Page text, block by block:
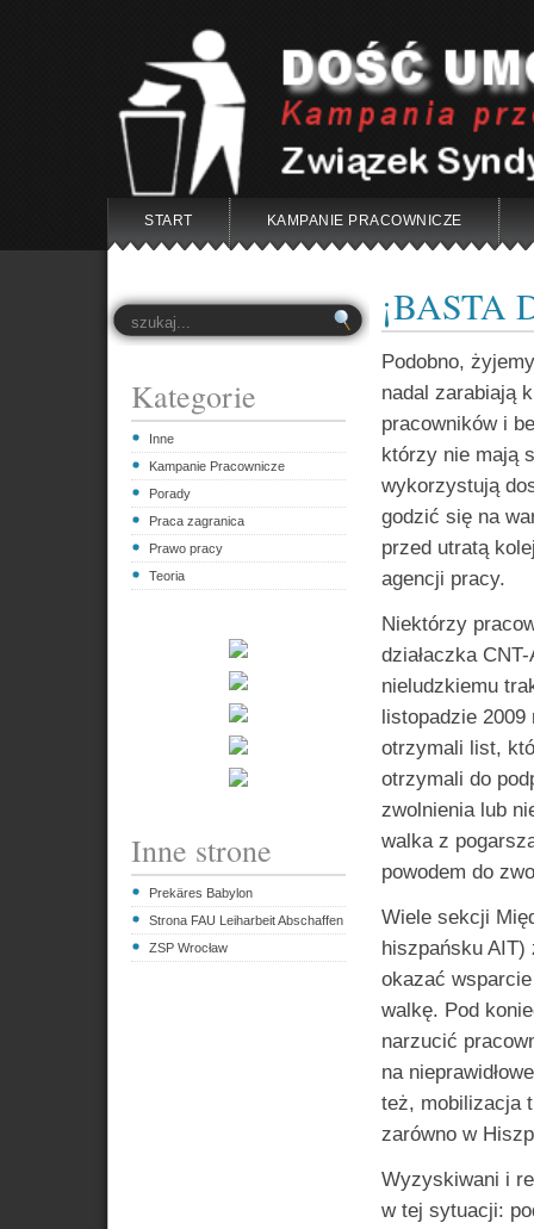
START KAMPANIE PRACOWNICZE
Kategorie
Inne
Kampanie Pracownicze
Porady
Praca zagranica
Prawo pracy
Teoria
Inne strone
Prekäres Babylon
Strona FAU Leiharbeit Abschaffen
ZSP Wrocław
¡BASTA
Podobno,
nadal zarabiają
pracowników i
którzy nie mają
wykorzystują
godzić się na
przed utratą
agencji pracy.
Niektórzy
działaczka
nieludzkiemu
listopadzie
otrzymali list,
otrzymali do
zwolnienia lub
walka z
powodem do
Wiele sekcji
hiszpańsku AIT)
okazać
walkę. Pod
narzucić
na
też, mobilizacja
zarówno w
Wyzyskiwani i
w tej sytuacji: